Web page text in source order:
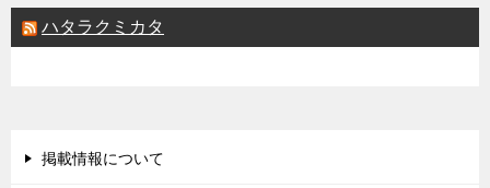
ハタラクミカタ
掲載情報について